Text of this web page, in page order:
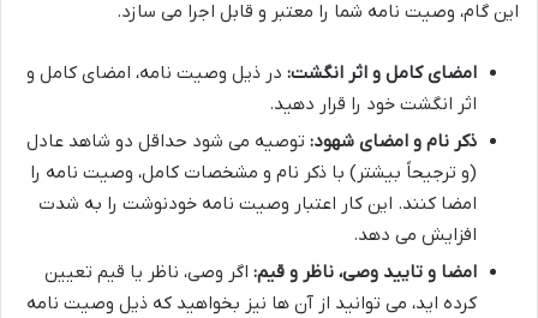
این گام، وصیت نامه شما را معتبر و قابل اجرا می سازد.
امضای کامل و اثر انگشت: در ذیل وصیت نامه، امضای کامل و
اثر انگشت خود را قرار دهید.
ذکر نام و امضای شهود: توصیه می شود حداقل دو شاهد عادل
(و ترجیحاً بیشتر) با ذکر نام و مشخصات کامل، وصیت نامه را
امضا کنند. این کار اعتبار وصیت نامه خودنوشت را به شدت
افزایش می دهد.
امضا و تایید وصی، ناظر و قیم: اگر وصی، ناظر یا قیم تعیین
کرده اید، می توانید از آن ها نیز بخواهید که ذیل وصیت نامه